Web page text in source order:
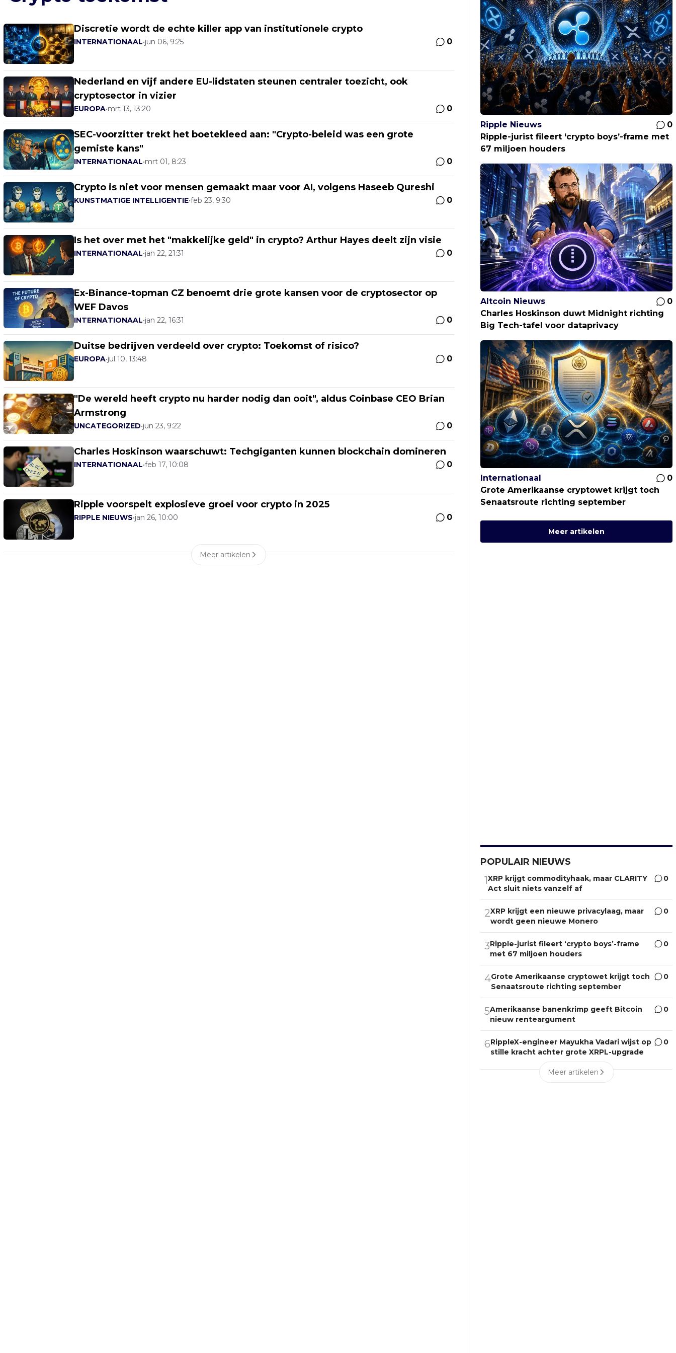
Discretie wordt de echte killer app van institutionele crypto
INTERNATIONAAL•jun 06, 9:25 0
Nederland en vijf andere EU-lidstaten steunen centraler toezicht, ook
cryptosector in vizier
EUROPA•mrt 13, 13:20 0
SEC-voorzitter trekt het boetekleed aan: "Crypto-beleid was een grote
gemiste kans"
INTERNATIONAAL•mrt 01, 8:23 0
Crypto is niet voor mensen gemaakt maar voor AI, volgens Haseeb Qureshi
KUNSTMATIGE INTELLIGENTIE•feb 23, 9:30 0
Is het over met het "makkelijke geld" in crypto? Arthur Hayes deelt zijn visie
INTERNATIONAAL•jan 22, 21:31 0
Ex-Binance-topman CZ benoemt drie grote kansen voor de cryptosector op
WEF Davos
INTERNATIONAAL•jan 22, 16:31 0
Duitse bedrijven verdeeld over crypto: Toekomst of risico?
EUROPA•jul 10, 13:48 0
"De wereld heeft crypto nu harder nodig dan ooit", aldus Coinbase CEO Brian
Armstrong
UNCATEGORIZED•jun 23, 9:22 0
Charles Hoskinson waarschuwt: Techgiganten kunnen blockchain domineren
INTERNATIONAAL•feb 17, 10:08 0
Ripple voorspelt explosieve groei voor crypto in 2025
RIPPLE NIEUWS•jan 26, 10:00 0
Meer artikelen
Ripple Nieuws
0
Ripple-jurist fileert ‘crypto boys’-frame met
67 miljoen houders
Altcoin Nieuws
0
Charles Hoskinson duwt Midnight richting
Big Tech-tafel voor dataprivacy
Internationaal
0
Grote Amerikaanse cryptowet krijgt toch
Senaatsroute richting september
Meer artikelen
POPULAIR NIEUWS
1XRP krijgt commodityhaak, maar CLARITY
Act sluit niets vanzelf af
0
2XRP krijgt een nieuwe privacylaag, maar
wordt geen nieuwe Monero
0
3Ripple-jurist fileert ‘crypto boys’-frame
met 67 miljoen houders
0
4Grote Amerikaanse cryptowet krijgt toch
Senaatsroute richting september
0
5Amerikaanse banenkrimp geeft Bitcoin
nieuw renteargument
0
6RippleX-engineer Mayukha Vadari wijst op
stille kracht achter grote XRPL-upgrade
0
Meer artikelen